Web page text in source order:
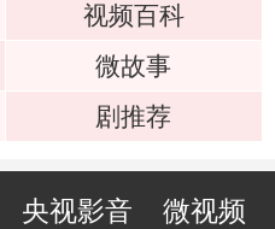
视频百科
微故事
剧推荐
央视影音 微视频